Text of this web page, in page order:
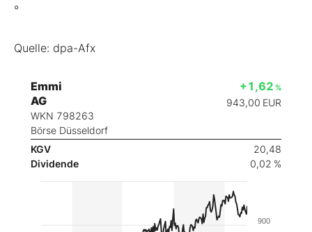
°
Quelle: dpa-Afx
Emmi
AG
WKN 798263
Börse Düsseldorf
+1,62 %
943,00 EUR
KGV
20,48
Dividende
0,02 %
900